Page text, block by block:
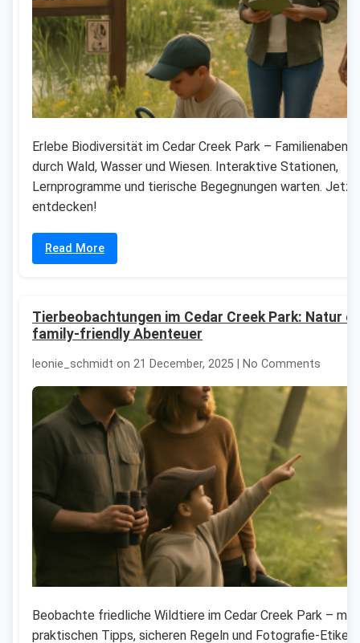
Erlebe Biodiversität im Cedar Creek Park –
durch Wald, Wasser und Wiesen. Interaktive Stationen,
Lernprogramme und tierische Begegnungen warten. Jetzt
entdecken!
Read More
Tierbeobachtungen im Cedar Creek Park: Natur
family-friendly Abenteuer
leonie_schmidt on 21 December, 2025 | No Comments
Beobachte friedliche Wildtiere im Cedar Creek Park – mit
praktischen Tipps, sicheren Regeln und Fotografie-